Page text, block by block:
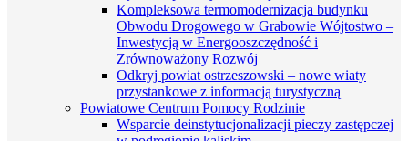
Kompleksowa termomodernizacja budynku
Obwodu Drogowego w Grabowie Wójtostwo –
Inwestycją w Energooszczędność i
Zrównoważony Rozwój
Odkryj powiat ostrzeszowski – nowe wiaty
przystankowe z informacją turystyczną
Powiatowe Centrum Pomocy Rodzinie
Wsparcie deinstytucjonalizacji pieczy zastępczej